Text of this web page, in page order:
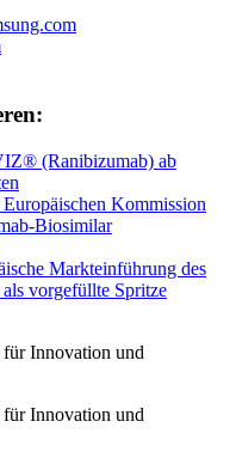
(Ranibizumab) ab
Kommission
Biosimilar
Markteinführung des
vorgefüllte Spritze
Innovation und
Innovation und